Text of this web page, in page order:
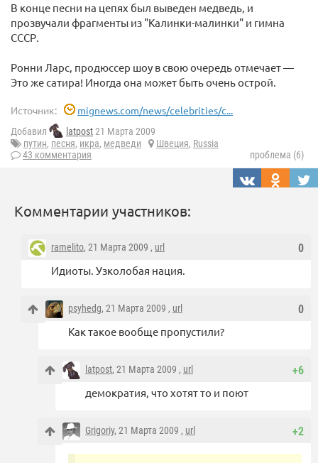
В конце песни на цепях был выведен медведь, и
прозвучали фрагменты из "Калинки-малинки" и гимна
СССР.
Ронни Ларс, продюссер шоу в свою очередь отмечает —
Это же сатира! Иногда она может быть очень острой.
Источник: mignews.com/news/celebrities/c...
Добавил latpost21 Марта 2009
путин, песня, икра, медведи Швеция, Russia
43 комментария
проблема (6)
Комментарии участников:
0
ramelito, 21 Марта 2009 , url
Идиоты. Узколобая нация.
0
psyhedg, 21 Марта 2009 , url
Как такое вообще пропустили?
+6
latpost, 21 Марта 2009 , url
демократия, что хотят то и поют
+2
Grigoriy, 21 Марта 2009 , url